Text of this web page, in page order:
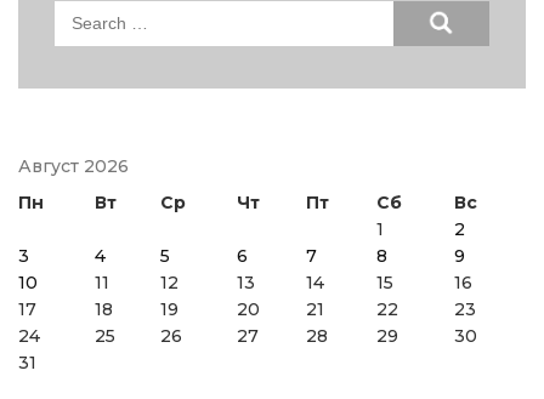
Search
Август 2026
Пн
Вт Ср Чт Пт Сб
Вс
1
2
3
4 5 6 7 8
9
10
11 12 13 14 15
16
17
18 19 20 21 22
23
24
25 26 27 28 29
30
31